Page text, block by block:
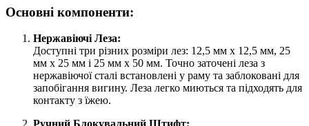
Основні компоненти:
Нержавіючі Леза:
Доступні три різних розміри лез: 12,5 мм х 12,5 мм, 25
мм х 25 мм і 25 мм х 50 мм. Точно заточені леза з
нержавіючої сталі встановлені у раму та заблоковані для
запобігання вигину. Леза легко миються та підходять для
контакту з їжею.